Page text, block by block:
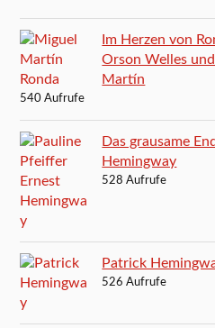
Im Herzen von
Orson Welles
Martín
540 Aufrufe
Das grausame
Hemingway
528 Aufrufe
Patrick
526 Aufrufe